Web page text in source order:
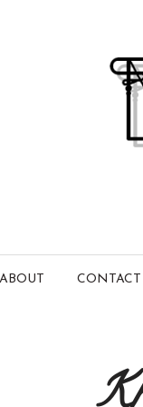
ABOUT CONTACT